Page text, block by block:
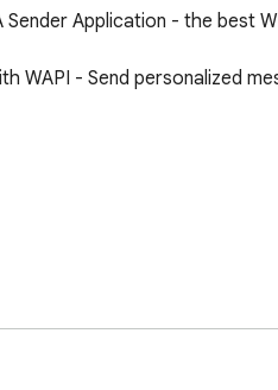
Application - the best
WAPI - Send personalized